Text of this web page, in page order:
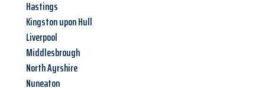
Hastings
Kingston upon Hull
Liverpool
Middlesbrough
North Ayrshire
Nuneaton